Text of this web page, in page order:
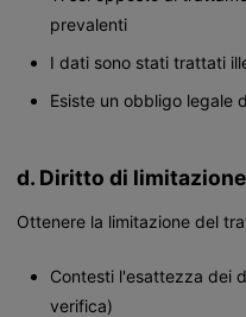
prevalenti
I dati sono stati trattati
Esiste un obbligo legale
d. Diritto di
Ottenere la limitazione del
Contesti l'esattezza dei
verifica)